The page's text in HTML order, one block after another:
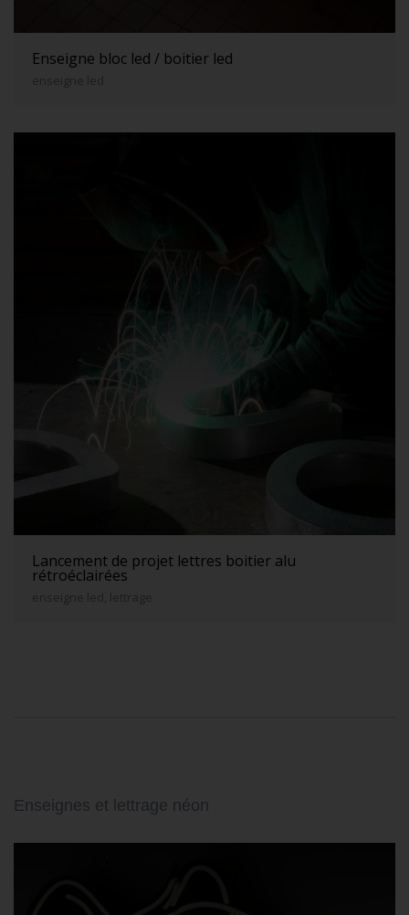
Enseigne bloc led / boitier led
enseigne led
Lancement de projet lettres boitier alu
rétroéclairées
enseigne led, lettrage
Enseignes et lettrage néon